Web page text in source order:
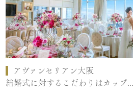
アヴァンセリアン大阪
結婚式に対するこだわりはカップ....